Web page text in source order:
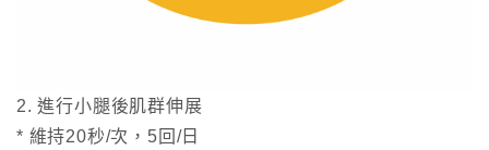
2. 進行小腿後肌群伸展
* 維持20秒/次，5回/日